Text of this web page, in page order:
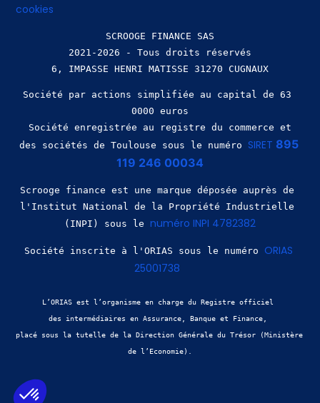
cookies
SCROOGE FINANCE SAS
2021-2026 - Tous droits réservés
Société par actions simplifiée au capital de 63
0000 euros
des sociétés de Toulouse sous le numéro SIRET 895
119 246 00034
Scrooge finance est une marque déposée auprès de
l'Institut National de la Propriété Industrielle
(INPI) sous le numéro INPI 4782382
Société inscrite à l'ORIAS sous le numéro ORIAS
25001738
L’ORIAS est l’organisme en charge du Registre officiel
des intermédiaires en Assurance, Banque et Finance,
placé sous la tutelle de la Direction Générale du Trésor (Ministère
de l’Economie).